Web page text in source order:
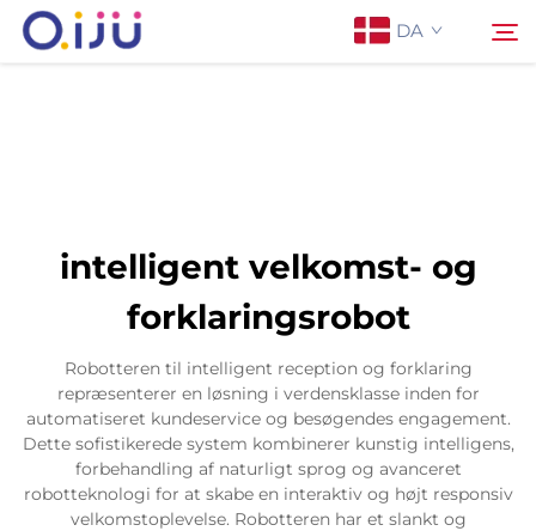
DA
Anvendelse
Sag
Nyheder
intelligent velkomst- og
forklaringsrobot
Robotteren til intelligent reception og forklaring
repræsenterer en løsning i verdensklasse inden for
automatiseret kundeservice og besøgendes engagement.
Dette sofistikerede system kombinerer kunstig intelligens,
forbehandling af naturligt sprog og avanceret
robotteknologi for at skabe en interaktiv og højt responsiv
velkomstoplevelse. Robotteren har et slankt og